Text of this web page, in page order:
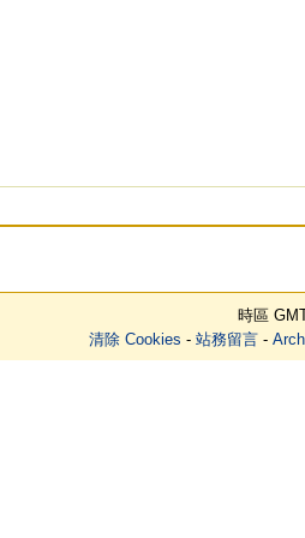
時區
清除 Cookies - 站務留言-